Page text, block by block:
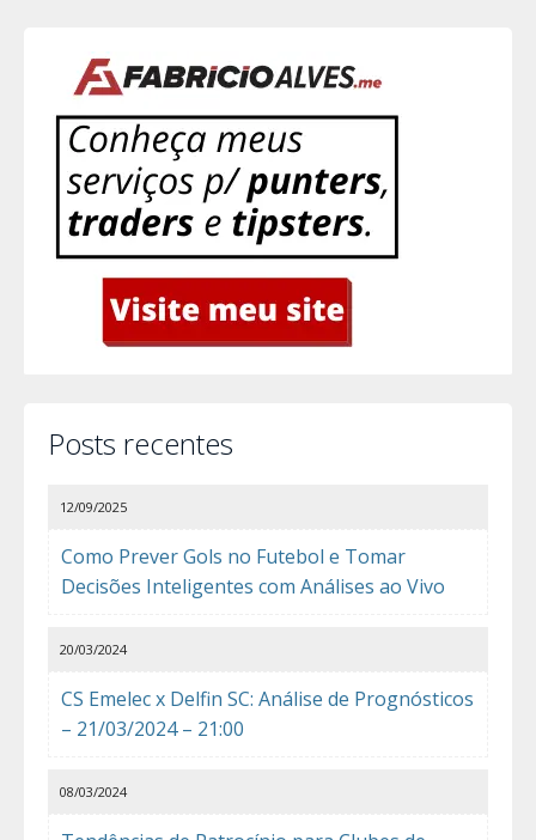
Posts recentes
Como Prever Gols no Futebol e Tomar
Decisões Inteligentes com Análises ao Vivo
12/09/2025
CS Emelec x Delfin SC: Análise de Prognósticos
– 21/03/2024 – 21:00
20/03/2024
08/03/2024